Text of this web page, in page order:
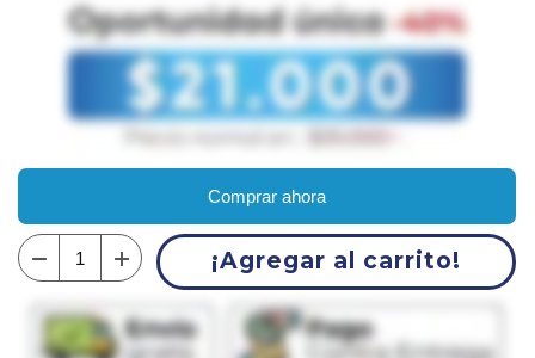
Comprar ahora
¡Agregar al carrito!